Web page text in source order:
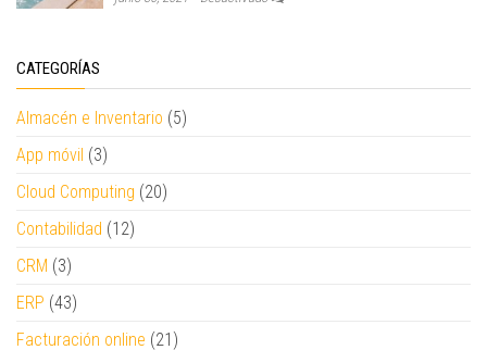
CATEGORÍAS
Almacén e Inventario (5)
App móvil (3)
Cloud Computing (20)
Contabilidad (12)
CRM (3)
ERP (43)
Facturación online (21)